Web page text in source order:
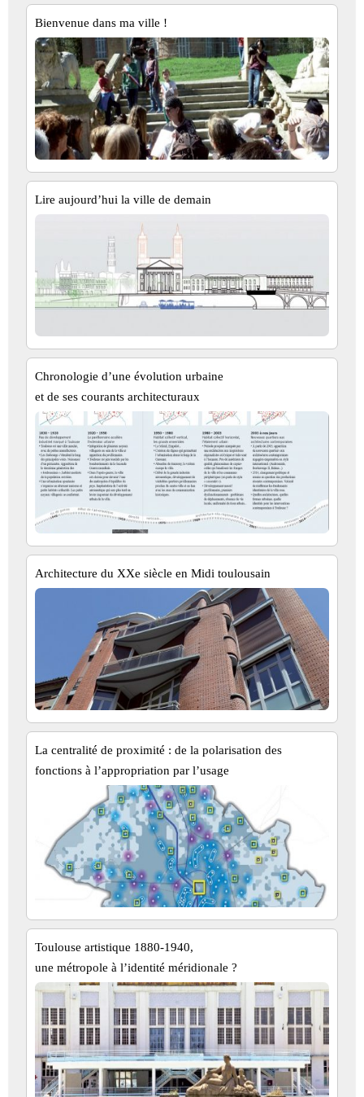
Bienvenue dans ma ville !
Lire aujourd’hui la ville de demain
Chronologie d’une évolution urbaine
et de ses courants architecturaux
Architecture du XXe siècle en Midi toulousain
La centralité de proximité : de la polarisation des
fonctions à l’appropriation par l’usage
Toulouse artistique 1880-1940,
une métropole à l’identité méridionale ?